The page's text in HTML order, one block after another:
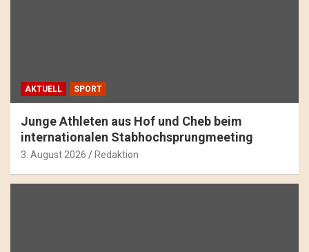
AKTUELL SPORT
Junge Athleten aus Hof und Cheb beim
internationalen Stabhochsprungmeeting
3. August 2026 Redaktion